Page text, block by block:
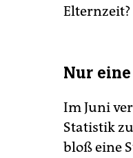
Elternzeit?
Nur
Im Juni
Statistik
bloß eine